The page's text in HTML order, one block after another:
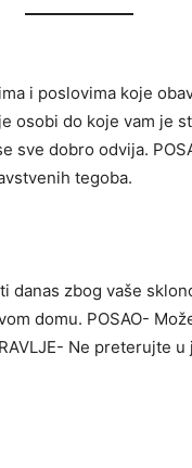
i poslovima koje
osobi do koje vam je
sve dobro odvija.
tegoba.
danas zbog vaše
domu. POSAO-
Ne preterujte u